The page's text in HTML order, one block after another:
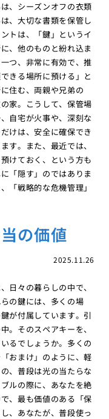
、シーズンオフの衣類
、大切な書類を保管し
トは、「鍵」というイ
、他のものと紛れ込ま
つ、非常に有効で、推
きる場所に預ける」と
住む、両親や兄弟の
家。こうして、保管場
自宅が火事や、深刻な
けは、安全に確保でき
す。また、最近では、
けておく、という方も
「隠す」のではありま
「戦略的な危機管理」
の価値
2025.11.26
日々の暮らしの中で、
の鍵には、多くの場
が付属しています。引
。そのスペアキーを、
るでしょうか。多くの
おまけ」のように、軽
、普段は光の当たらな
ルの際に、あなたを絶
、最も価値のある「保
、あなたが、普段使っ